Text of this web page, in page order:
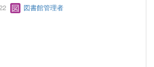
図書館管理者